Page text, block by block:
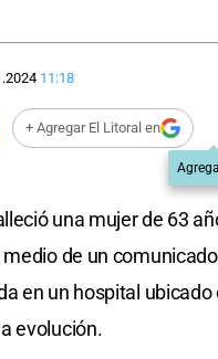
11:18
+ Agregar El Litoral en
una mujer de 63
de un
en un hospital
evolución.